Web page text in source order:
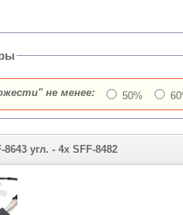
не менее: 50%
SFF-8643 угл. - 4x SFF-8482